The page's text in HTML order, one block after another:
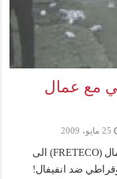
مع عمال
25 مايو، 2009
نداء من الجبهة الثورية للمصانع المحتلة من طرف العمال (FRETECO) الى
ضد انفيفال!